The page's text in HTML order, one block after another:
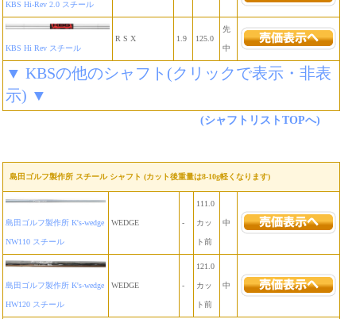
KBS Hi-Rev 2.0 スチール
KBS Hi Rev スチール
R S X 1.9 125.0
先
中
▼ KBSの他のシャフト(クリックで表示・非表
示) ▼
(シャフトリストTOPへ)
島田ゴルフ製作所 スチール シャフト (カット後重量は8-10g軽くなります)
島田ゴルフ製作所 K's-wedge
NW110 スチール
WEDGE -
111.0
カッ
ト前
中
島田ゴルフ製作所 K's-wedge
HW120 スチール
WEDGE -
121.0
カッ
ト前
中